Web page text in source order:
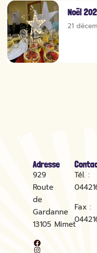
Noël
21
Adresse
929
Route
de
Gardanne
13105 Mimet
Tél. :
Fax :